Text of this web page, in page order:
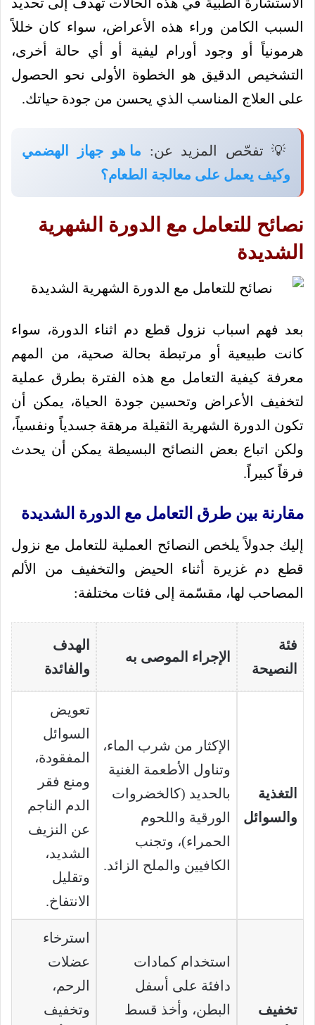
السبب الكامن وراء هذه الأعراض، سواء كان خللاً
هرمونياً أو وجود أورام ليفية أو أي حالة أخرى،
التشخيص الدقيق هو الخطوة الأولى نحو الحصول
على العلاج المناسب الذي يحسن من جودة حياتك.
💡 تفحّص المزيد عن: ما هو جهاز الهضمي
وكيف يعمل على معالجة الطعام؟
نصائح للتعامل مع الدورة الشهرية
الشديدة
بعد فهم اسباب نزول قطع دم اثناء الدورة، سواء
كانت طبيعية أو مرتبطة بحالة صحية، من المهم
معرفة كيفية التعامل مع هذه الفترة بطرق عملية
لتخفيف الأعراض وتحسين جودة الحياة، يمكن أن
تكون الدورة الشهرية الثقيلة مرهقة جسدياً ونفسياً،
ولكن اتباع بعض النصائح البسيطة يمكن أن يحدث
فرقاً كبيراً.
مقارنة بين طرق التعامل مع الدورة الشديدة
إليك جدولاً يلخص النصائح العملية للتعامل مع نزول
قطع دم غزيرة أثناء الحيض والتخفيف من الألم
المصاحب لها، مقسّمة إلى فئات مختلفة:
فئة
النصيحة
الإجراء الموصى به
الهدف
والفائدة
التغذية
والسوائل
الإكثار من شرب الماء،
وتناول الأطعمة الغنية
بالحديد (كالخضروات
الورقية واللحوم
الحمراء)، وتجنب
الكافيين والملح الزائد.
تعويض
السوائل
المفقودة،
ومنع فقر
الدم الناجم
عن النزيف
الشديد،
وتقليل
الانتفاخ.
تخفيف
استخدام كمادات
دافئة على أسفل
البطن، وأخذ قسط
استرخاء
عضلات
الرحم،
وتخفيف